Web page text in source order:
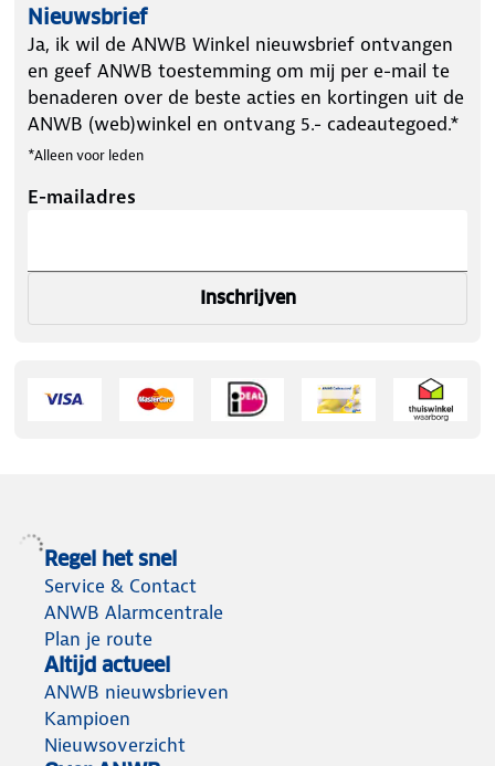
Nieuwsbrief
Ja, ik wil de ANWB Winkel nieuwsbrief ontvangen
en geef ANWB toestemming om mij per e-mail te
benaderen over de beste acties en kortingen uit de
ANWB (web)winkel en ontvang 5.- cadeautegoed.*
*Alleen voor leden
E-mailadres
Inschrijven
Regel het snel
Service & Contact
ANWB Alarmcentrale
Plan je route
Altijd actueel
ANWB nieuwsbrieven
Kampioen
Nieuwsoverzicht